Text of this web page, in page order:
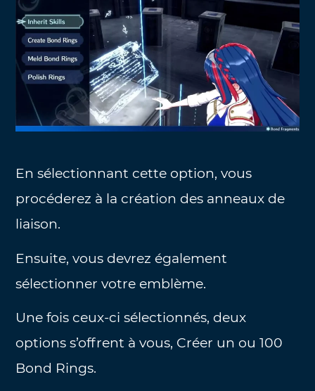
En sélectionnant cette option, vous
procéderez à la création des anneaux de
liaison.
Ensuite, vous devrez également
sélectionner votre emblème.
Une fois ceux-ci sélectionnés, deux
options s’offrent à vous, Créer un ou 100
Bond Rings.